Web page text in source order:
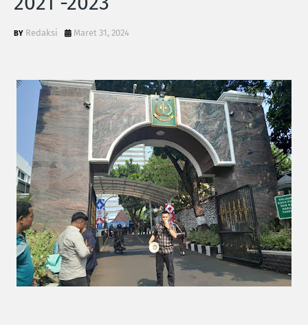
Redaksi Maret 31, 2024